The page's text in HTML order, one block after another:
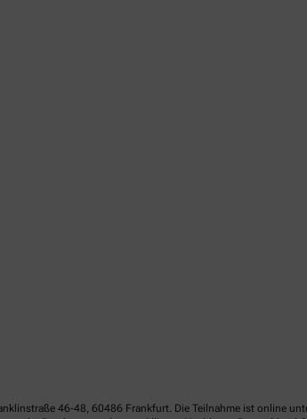
46-48, 60486 Frankfurt. Die Teilnahme ist online